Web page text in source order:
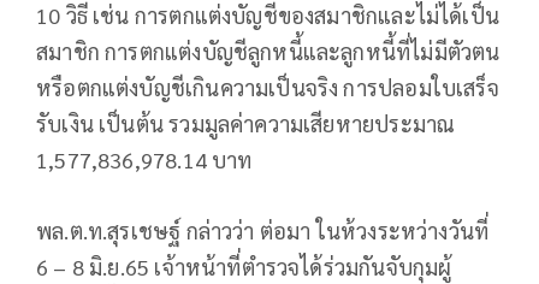
10 วิธี เช่น การตกแต่งบัญชีของสมาชิกและไม่ได้เป็น
สมาชิก การตกแต่งบัญชีลูกหนี้และลูกหนี้ที่ไม่มีตัวตน
หรือตกแต่งบัญชีเกินความเป็นจริง การปลอมใบเสร็จ
รับเงิน เป็นต้น รวมมูลค่าความเสียหายประมาณ
1,577,836,978.14 บาท
พล.ต.ท.สุรเชษฐ์ กล่าวว่า ต่อมา ในห้วงระหว่างวันที่
6 – 8 มิ.ย.65 เจ้าหน้าที่ตำรวจได้ร่วมกันจับกุมผู้